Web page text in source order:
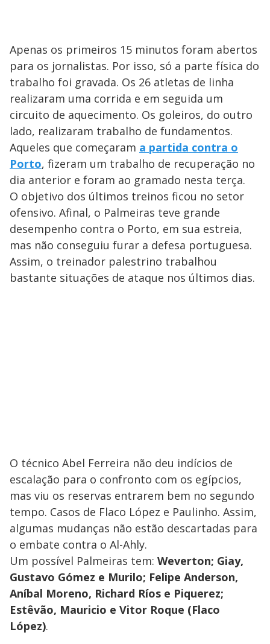
Apenas os primeiros 15 minutos foram abertos
para os jornalistas. Por isso, só a parte física do
trabalho foi gravada. Os 26 atletas de linha
realizaram uma corrida e em seguida um
circuito de aquecimento. Os goleiros, do outro
lado, realizaram trabalho de fundamentos.
Aqueles que começaram a partida contra o
Porto, fizeram um trabalho de recuperação no
dia anterior e foram ao gramado nesta terça.
O objetivo dos últimos treinos ficou no setor
ofensivo. Afinal, o Palmeiras teve grande
desempenho contra o Porto, em sua estreia,
mas não conseguiu furar a defesa portuguesa.
Assim, o treinador palestrino trabalhou
bastante situações de ataque nos últimos dias.
O técnico Abel Ferreira não deu indícios de
escalação para o confronto com os egípcios,
mas viu os reservas entrarem bem no segundo
tempo. Casos de Flaco López e Paulinho. Assim,
algumas mudanças não estão descartadas para
o embate contra o Al-Ahly.
Um possível Palmeiras tem: Weverton; Giay,
Gustavo Gómez e Murilo; Felipe Anderson,
Aníbal Moreno, Richard Ríos e Piquerez;
Estêvão, Mauricio e Vitor Roque (Flaco
López).